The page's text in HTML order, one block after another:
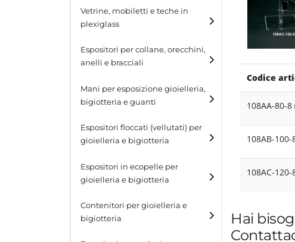
Cubi
Scalette
Vetrine, mobiletti e teche in
plexiglass
Espositori per collane, orecchini,
anelli e bracciali
Espositori per collane
Espositori per anelli
Mani per esposizione gioielleria,
bigiotteria e guanti
Espositori floccati (vellutati) per
gioielleria e bigiotteria
Espositori in ecopelle per
gioielleria e bigiotteria
Contenitori per gioielleria e
bigiotteria
Codice
108AA-80-8
108AB-100-
108AC-120-
Hai